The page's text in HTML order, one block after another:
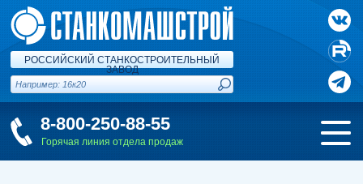
РОССИЙСКИЙ СТАНКОСТРОИТЕЛЬНЫЙ
ЗАВОД
8-800-250-88-55
Горячая линия отдела продаж